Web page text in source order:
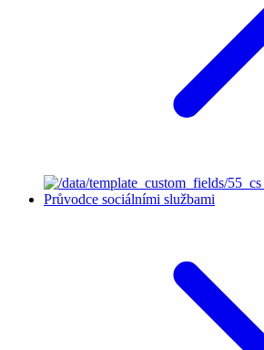
Průvodce sociálními službami